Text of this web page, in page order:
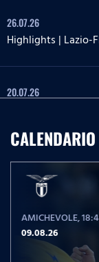
26.07.26
Highlights | Lazio-
20.07.26
24.05.26
Highlights Serie A
17.05.26
Highlights Serie
Lazio Women 2-1
CALENDARIO
AMICHEVOLE,
09.08.26